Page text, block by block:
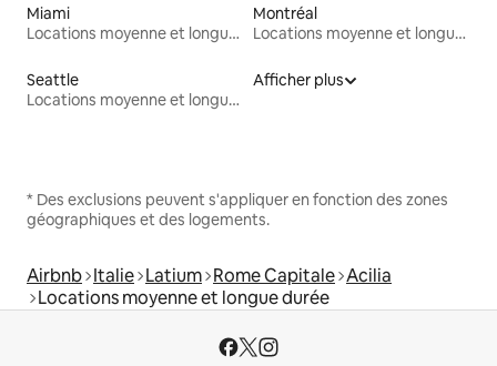
Miami
Locations moyenne et longue durée
Montréal
Locations moyenne et longue durée
Seattle
Locations moyenne et longue durée
Afficher plus
* Des exclusions peuvent s'appliquer en fonction des zones
géographiques et des logements.
Airbnb Italie Latium Rome Capitale Acilia
Locations moyenne et longue durée